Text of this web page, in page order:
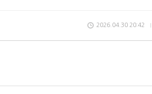
2026.04.30 20:42